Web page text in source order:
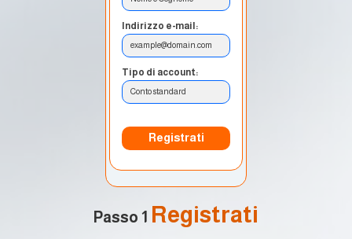
Indirizzo e-mail:
example@domain.com
Tipo di account:
Conto standard
Registrati
Passo 1 Registrati